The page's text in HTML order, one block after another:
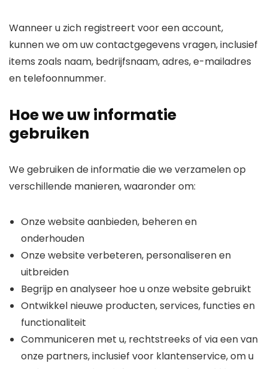
Wanneer u zich registreert voor een account,
kunnen we om uw contactgegevens vragen, inclusief
items zoals naam, bedrijfsnaam, adres, e-mailadres
en telefoonnummer.
Hoe we uw informatie
gebruiken
We gebruiken de informatie die we verzamelen op
verschillende manieren, waaronder om:
Onze website aanbieden, beheren en
onderhouden
Onze website verbeteren, personaliseren en
uitbreiden
Begrijp en analyseer hoe u onze website gebruikt
Ontwikkel nieuwe producten, services, functies en
functionaliteit
Communiceren met u, rechtstreeks of via een van
onze partners, inclusief voor klantenservice, om u